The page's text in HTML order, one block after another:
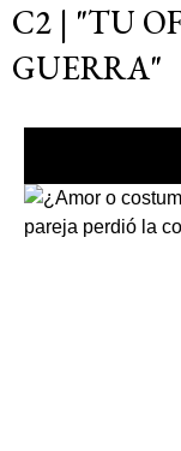
C2 | "TU
GUERRA"